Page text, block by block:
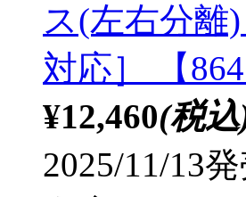
ス(左右分離
対応］ 【864
¥12,460(税込
2025/11/13